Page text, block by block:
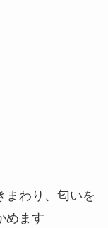
まわり、匂いを
めます